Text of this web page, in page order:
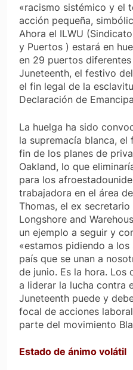
«racismo sistémico y el
acción pequeña,
Ahora el ILWU
y Puertos ) estará en
en 29 puertos
Juneteenth, el festivo
el fin legal de la
Declaración de
La huelga ha sido
la supremacía blanca,
fin de los planes de
Oakland, lo que
para los
trabajadora en el área
Thomas, el ex
Longshore and
un ejemplo a seguir y
«estamos pidiendo a
país que se unan a
de junio. Es la hora. Los
a liderar la lucha contra
Juneteenth puede y
focal de acciones
parte del movimiento
Estado de ánimo volátil